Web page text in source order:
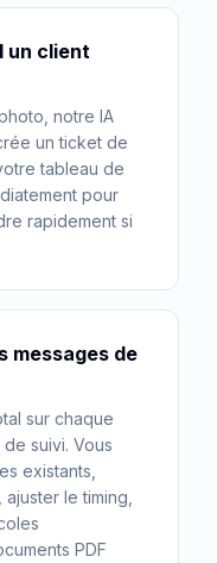
un client
notre IA
un ticket de
tableau de
pour
rapidement si
messages de
sur chaque
suivi. Vous
existants,
le timing,
PDF